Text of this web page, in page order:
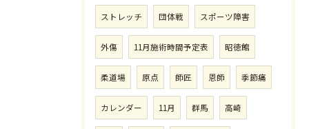
ストレッチ 団体戦 スポーツ障害
外傷 11月施術時間予定表 昭徳館
柔道場 原点 師匠 恩師 季節痛
カレンダー 11月 群馬 高崎